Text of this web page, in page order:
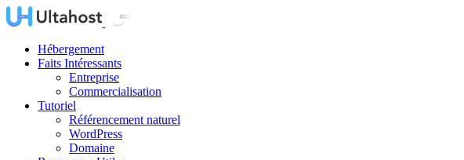
Hébergement
Faits Intéressants
Entreprise
Commercialisation
Tutoriel
Référencement naturel
WordPress
Domaine